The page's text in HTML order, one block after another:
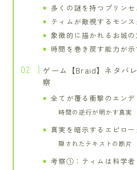
多くの謎を持つプリン
ティムが敵視するモン
象徴的に描かれるお城の
時間を巻き戻す能力が示
ゲーム【Braid】ネタバ
察
全てが覆る衝撃のエン
時間の逆行が明かす真実
真実を暗示するエピロ
隠されたテキストの断片
考察①：ティムは科学者